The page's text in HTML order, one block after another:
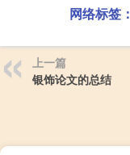
网络标签：
上一篇
银饰论文的总结